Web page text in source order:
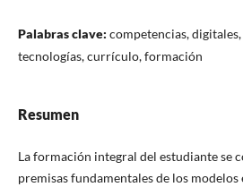
Palabras clave: competencias,
tecnologías, currículo, formación
Resumen
La formación integral del estudiante se
premisas fundamentales de los modelos